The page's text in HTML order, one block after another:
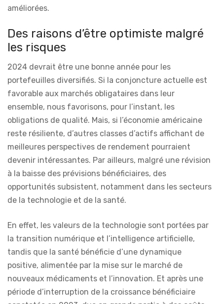
améliorées.
Des raisons d’être optimiste malgré
les risques
2024 devrait être une bonne année pour les
portefeuilles diversifiés. Si la conjoncture actuelle est
favorable aux marchés obligataires dans leur
ensemble, nous favorisons, pour l’instant, les
obligations de qualité. Mais, si l’économie américaine
reste résiliente, d’autres classes d’actifs affichant de
meilleures perspectives de rendement pourraient
devenir intéressantes. Par ailleurs, malgré une révision
à la baisse des prévisions bénéficiaires, des
opportunités subsistent, notamment dans les secteurs
de la technologie et de la santé.
En effet, les valeurs de la technologie sont portées par
la transition numérique et l’intelligence artificielle,
tandis que la santé bénéficie d’une dynamique
positive, alimentée par la mise sur le marché de
nouveaux médicaments et l’innovation. Et après une
période d’interruption de la croissance bénéficiaire